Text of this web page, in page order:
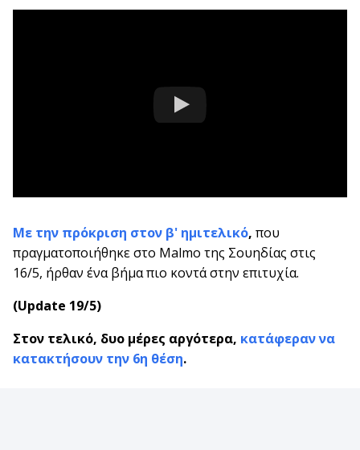
Με την πρόκριση στον β' ημιτελικό, που
πραγματοποιήθηκε στο Malmo της Σουηδίας στις
16/5, ήρθαν ένα βήμα πιο κοντά στην επιτυχία.
(Update 19/5)
Στον τελικό, δυο μέρες αργότερα, κατάφεραν να
κατακτήσουν την 6η θέση.